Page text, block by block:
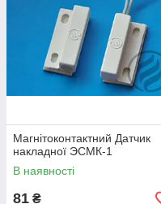
Магнітоконтактний Датчик
накладної ЭСМК-1
В наявності
81 ₴